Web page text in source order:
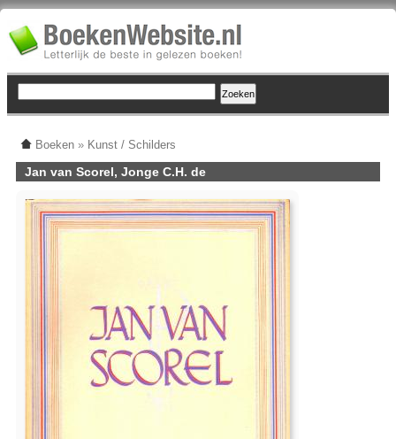
Boeken » Kunst / Schilders
Jan van Scorel, Jonge C.H. de